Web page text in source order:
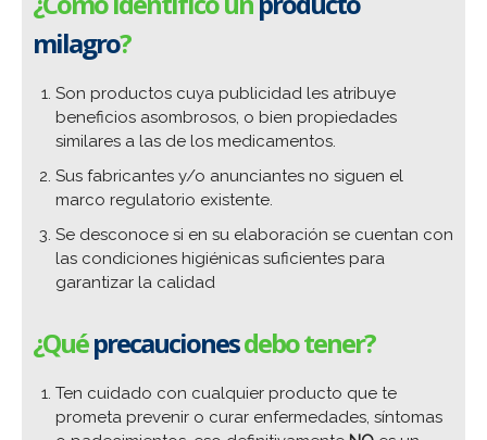
milagro?
Son productos cuya publicidad les atribuye
beneficios asombrosos, o bien propiedades
similares a las de los medicamentos.
Sus fabricantes y/o anunciantes no siguen el
marco regulatorio existente.
Se desconoce si en su elaboración se cuentan con
las condiciones higiénicas suficientes para
garantizar la calidad
¿Quéprecaucionesdebo tener?
Ten cuidado con cualquier producto que te
prometa prevenir o curar enfermedades, síntomas